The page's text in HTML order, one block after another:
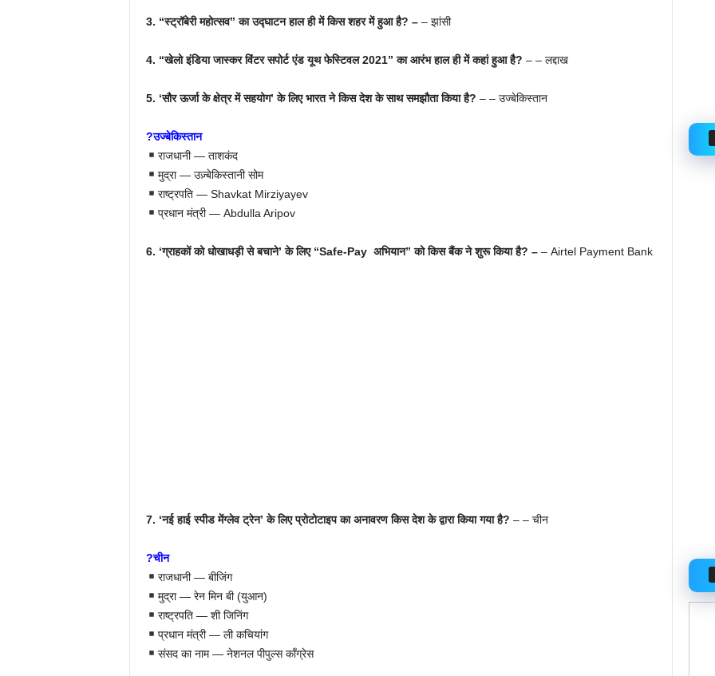
3. “स्ट्रॉबेरी महोत्सव” का उद्घाटन हाल ही में किस शहर में हुआ है? –– झांसी
4. “खेलो इंडिया जास्कर विंटर सपोर्ट एंड यूथ फेस्टिवल 2021” का आरंभ हाल ही में कहां हुआ है? – – लद्दाख
5. ‘सौर ऊर्जा के क्षेत्र में सहयोग’ के लिए भारत ने किस देश के साथ समझौता किया है? – – उज्बेकिस्तान
?उज्बेकिस्तान
राजधानी — ताशकंद
मुद्रा — उज़्बेकिस्तानी सोम
राष्ट्रपति — Shavkat Mirziyayev
प्रधान मंत्री — Abdulla Aripov
6. ‘ग्राहकों को धोखाधड़ी से बचाने’ के लिए “Safe-Pay अभियान” को किस बैंक ने शुरू किया है? –– Airtel Payment Bank
7. ‘नई हाई स्पीड मेंग्लेव ट्रेन’ के लिए प्रोटोटाइप का अनावरण किस देश के द्वारा किया गया है? – – चीन
?चीन
राजधानी — बीजिंग
मुद्रा — रेन मिन बी (युआन)
राष्ट्रपति — शी जिनिंग
प्रधान मंत्री — ली कचियांग
संसद का नाम — नेशनल पीपुल्स काँग्रेस